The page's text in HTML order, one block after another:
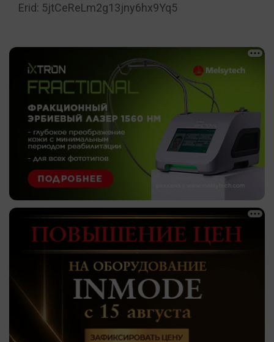
Erid: 5jtCeReLm2g13jny6hx9Yq5